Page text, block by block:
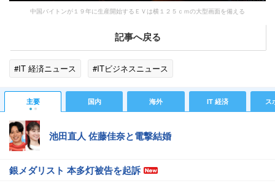
中国バイトンが１９年に生産開始するＥＶは横１２５ｃｍの大型画面を備える
記事へ戻る
#IT 経済ニュース #ITビジネスニュース
主要 国内 海外 IT 経済 ス
池田直人 佐藤佳奈と電撃結婚
銀メダリスト 本多灯被告を起訴